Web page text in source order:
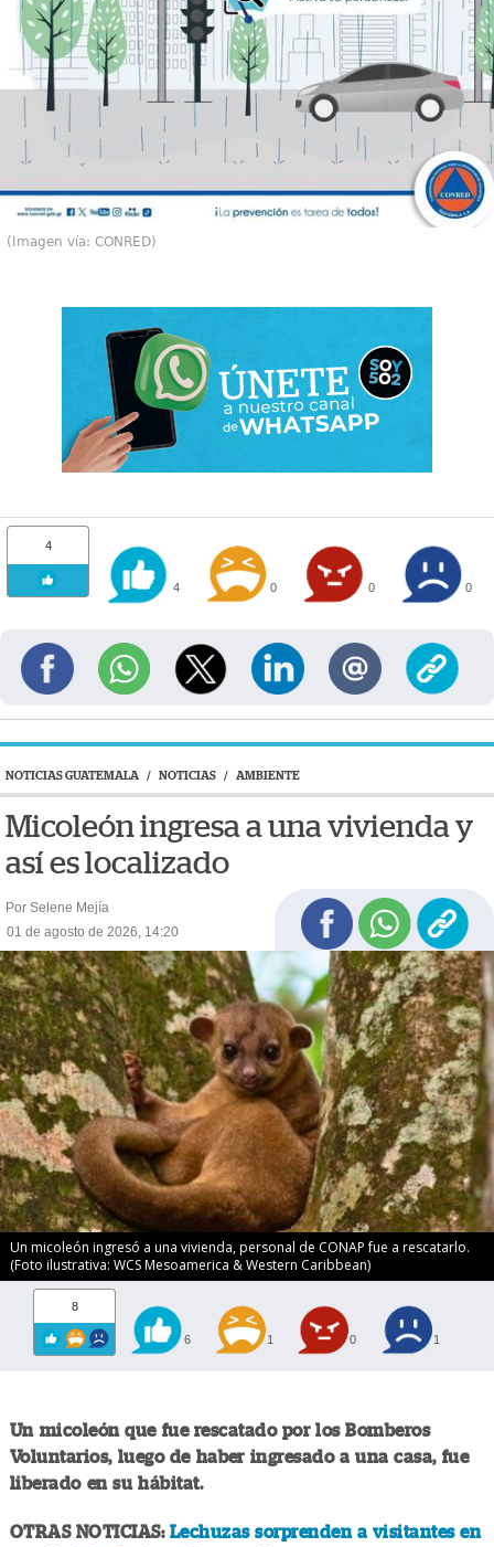
(Imagen vía: CONRED)
4
4 0 0 0
NOTICIAS GUATEMALA / NOTICIAS / AMBIENTE
Micoleón ingresa a una vivienda y
así es localizado
Por Selene Mejía
01 de agosto de 2026, 14:20
Un micoleón ingresó a una vivienda, personal de CONAP fue a rescatarlo.
(Foto ilustrativa: WCS Mesoamerica & Western Caribbean)
8
6 1 0 1
Un micoleón que fue rescatado por los Bomberos
Voluntarios, luego de haber ingresado a una casa, fue
liberado en su hábitat.
OTRAS NOTICIAS: Lechuzas sorprenden a visitantes en